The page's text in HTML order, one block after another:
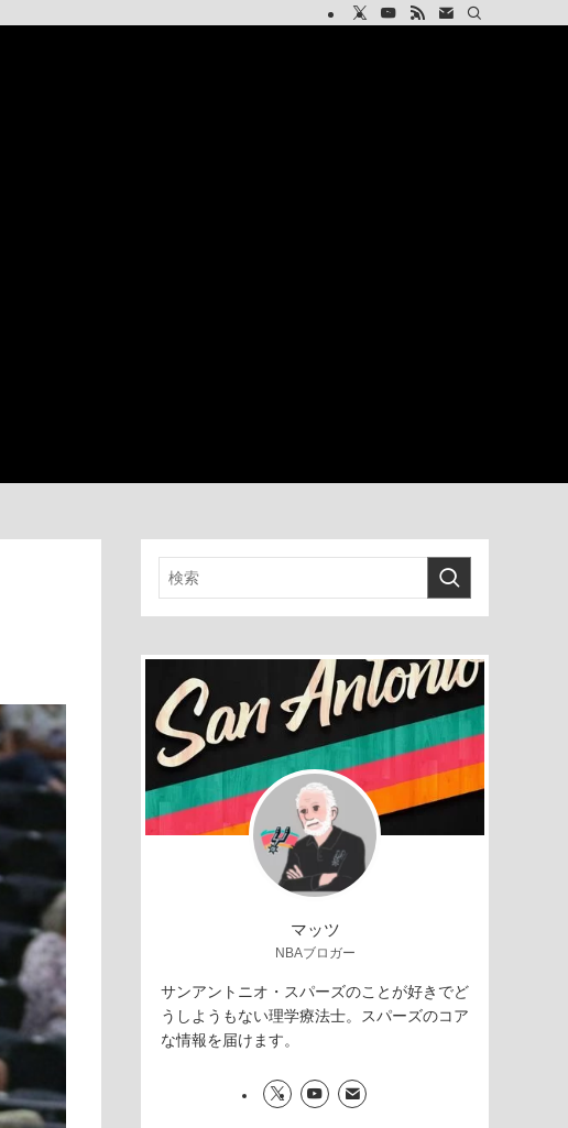
マッツ
NBAブロガー
サンアントニオ・スパーズのことが好きでど
うしようもない理学療法士。スパーズのコア
な情報を届けます。